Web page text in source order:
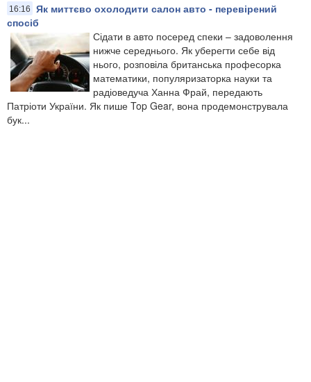
16:16
Як миттєво охолодити салон авто - перевірений
спосіб
Сідати в авто посеред спеки – задоволення
нижче середнього. Як уберегти себе від
нього, розповіла британська професорка
математики, популяризаторка науки та
радіоведуча Ханна Фрай, передають
Патріоти України. Як пише Top Gear, вона продемонструвала
бук...